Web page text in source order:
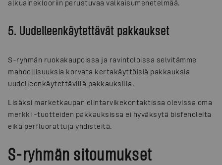
alkuaineklooriin perustuvaa valkaisumenetelmää.
5. Uudelleenkäytettävät pakkaukset
S-ryhmän ruokakaupoissa ja ravintoloissa selvitämme
mahdollisuuksia korvata kertakäyttöisiä pakkauksia
uudelleenkäytettävillä pakkauksilla.
Lisäksi marketkaupan elintarvikekontaktissa olevissa oma
merkki -tuotteiden pakkauksissa ei hyväksytä bisfenoleita
eikä perfluorattuja yhdisteitä.
S-ryhmän sitoumukset